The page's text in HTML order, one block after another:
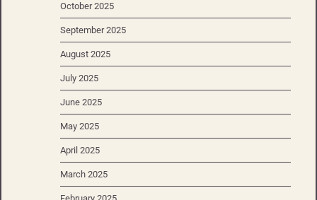
October 2025
September 2025
August 2025
July 2025
June 2025
May 2025
April 2025
March 2025